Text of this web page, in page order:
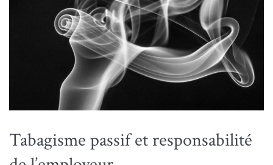
Tabagisme passif et responsabilité